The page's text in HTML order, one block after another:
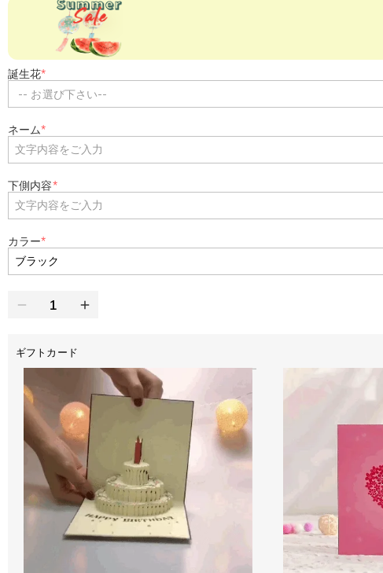
誕生花*
-- お選び下さい--
ネーム*
下側内容*
カラー*
ギフトカード